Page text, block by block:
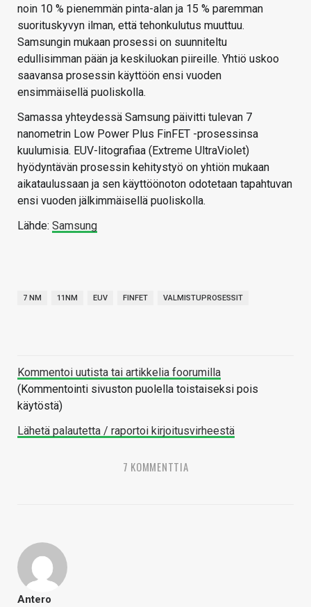
noin 10 % pienemmän pinta-alan ja 15 % paremman
suorituskyvyn ilman, että tehonkulutus muuttuu.
Samsungin mukaan prosessi on suunniteltu
edullisimman pään ja keskiluokan piireille. Yhtiö uskoo
saavansa prosessin käyttöön ensi vuoden
ensimmäisellä puoliskolla.
Samassa yhteydessä Samsung päivitti tulevan 7
nanometrin Low Power Plus FinFET -prosessinsa
kuulumisia. EUV-litografiaa (Extreme UltraViolet)
hyödyntävän prosessin kehitystyö on yhtiön mukaan
aikataulussaan ja sen käyttöönoton odotetaan tapahtuvan
ensi vuoden jälkimmäisellä puoliskolla.
Lähde: Samsung
7 NM 11NM EUV FINFET VALMISTUPROSESSIT
Kommentoi uutista tai artikkelia foorumilla
(Kommentointi sivuston puolella toistaiseksi pois
käytöstä)
Lähetä palautetta / raportoi kirjoitusvirheestä
7 KOMMENTTIA
Antero